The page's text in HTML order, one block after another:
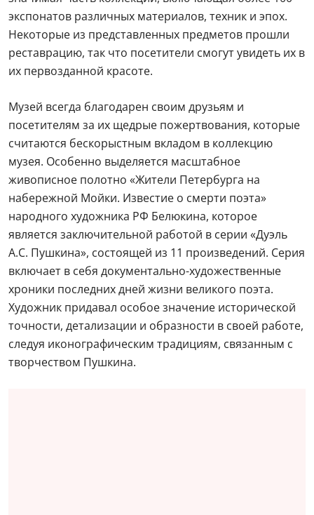
экспонатов различных материалов, техник и эпох.
Некоторые из представленных предметов прошли
реставрацию, так что посетители смогут увидеть их в
их первозданной красоте.
Музей всегда благодарен своим друзьям и
посетителям за их щедрые пожертвования, которые
считаются бескорыстным вкладом в коллекцию
музея. Особенно выделяется масштабное
живописное полотно «Жители Петербурга на
набережной Мойки. Известие о смерти поэта»
народного художника РФ Белюкина, которое
является заключительной работой в серии «Дуэль
А.С. Пушкина», состоящей из 11 произведений. Серия
включает в себя документально-художественные
хроники последних дней жизни великого поэта.
Художник придавал особое значение исторической
точности, детализации и образности в своей работе,
следуя иконографическим традициям, связанным с
творчеством Пушкина.